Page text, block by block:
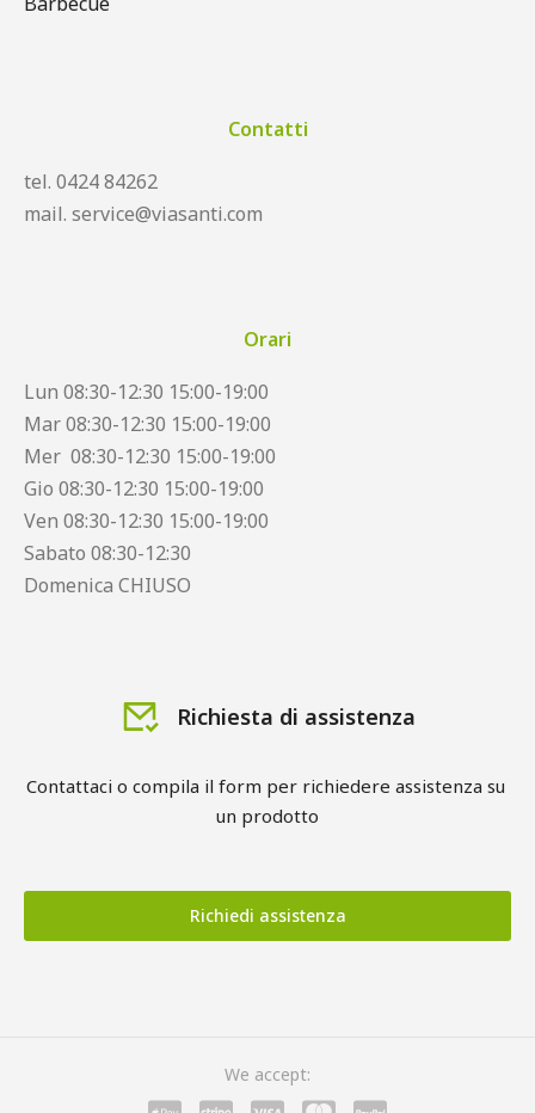
Contatti
tel. 0424 84262
mail. service@viasanti.com
Orari
Lun 08:30-12:30 15:00-19:00
Mar 08:30-12:30 15:00-19:00
Mer 08:30-12:30 15:00-19:00
Gio 08:30-12:30 15:00-19:00
Ven 08:30-12:30 15:00-19:00
Sabato 08:30-12:30
Domenica CHIUSO
Richiesta di assistenza
Contattaci o compila il form per richiedere assistenza su
un prodotto
Richiedi assistenza
We accept: